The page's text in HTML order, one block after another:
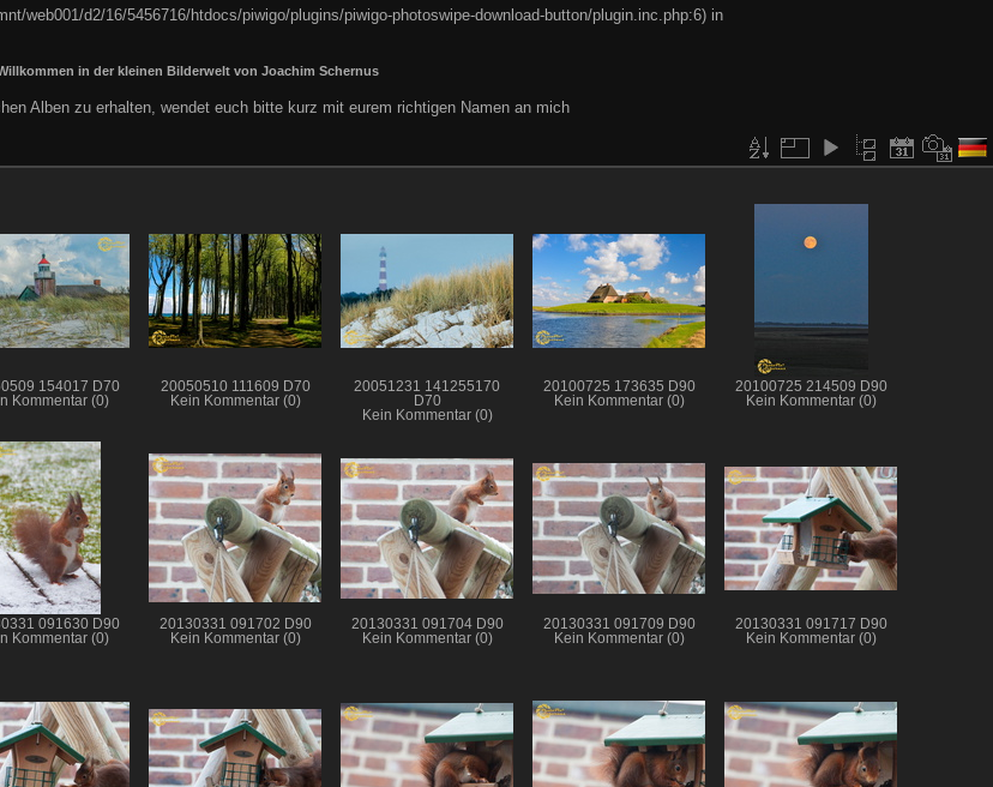
web001/d2/16/5456716/htdocs/piwigo/plugins/piwigo-photoswipe-download-button/plugin.inc.php:6) in
in der kleinen Bilderwelt von Joachim Schernus
Alben zu erhalten, wendet euch bitte kurz mit eurem richtigen Namen an mich
154017 D70
Kommentar (0)
20050510 111609 D70
Kein Kommentar (0)
20051231 141255170
D70
Kein Kommentar (0)
20100725 173635 D90
Kein Kommentar (0)
20100725 214509 D90
Kein Kommentar (0)
091630 D90
Kommentar (0)
20130331 091702 D90
Kein Kommentar (0)
20130331 091704 D90
Kein Kommentar (0)
20130331 091709 D90
Kein Kommentar (0)
20130331 091717 D90
Kein Kommentar (0)